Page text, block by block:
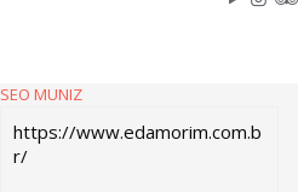
SEO MUNIZ